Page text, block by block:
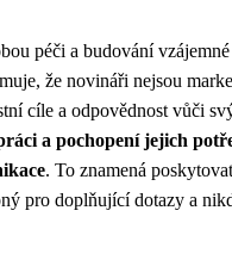
péči a budování
že novináři nejsou
cíle a odpovědnost vůči
a pochopení jejich
. To znamená
pro doplňující dotazy a